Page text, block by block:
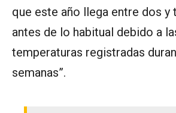
que este año llega entre dos y
antes de lo habitual debido a
temperaturas registradas
semanas”.